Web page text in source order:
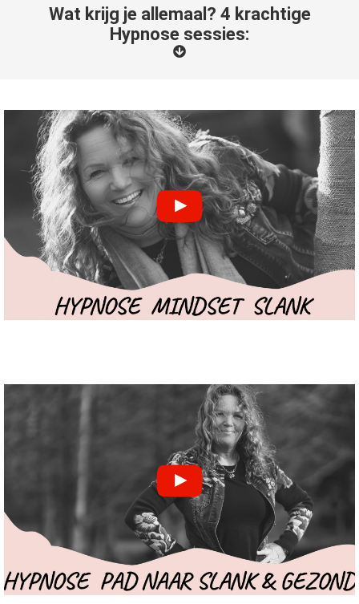
Wat krijg je allemaal? 4 krachtige
Hypnose sessies: